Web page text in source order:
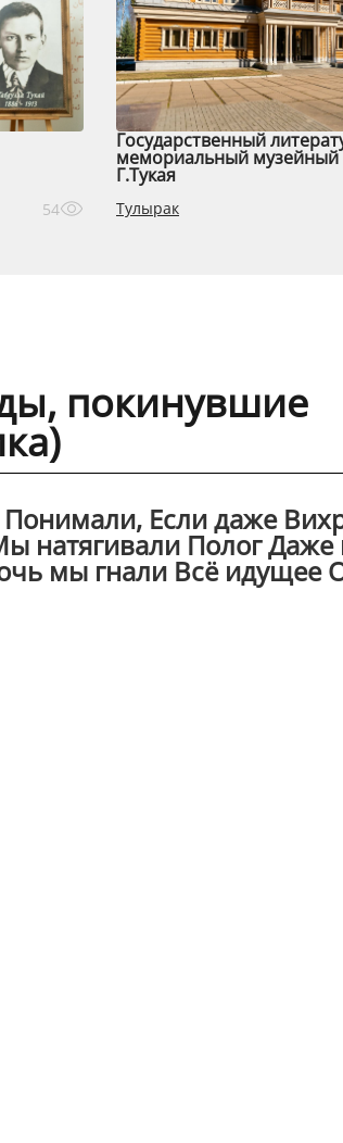
54
Государственный
мемориальный музейный
Г.Тукая
Тулырак
покинувшие
Если даже
натягивали Полог Даже
мы гнали Всё идущее